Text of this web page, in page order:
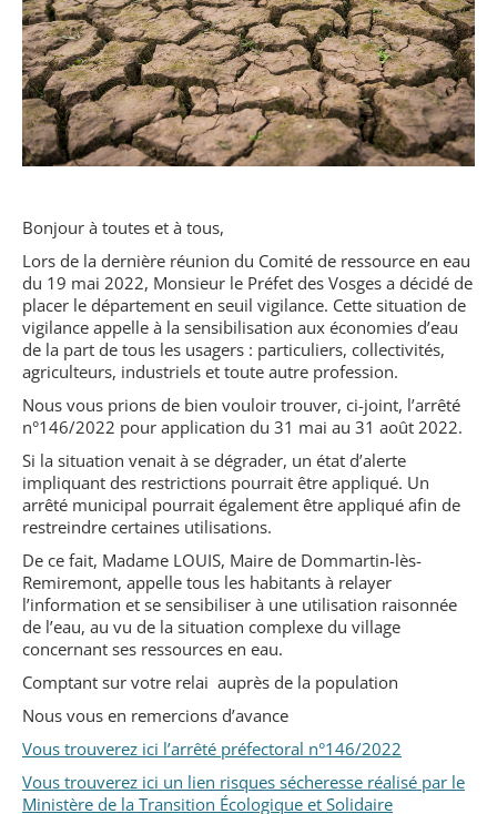
Bonjour à toutes et à tous,
Lors de la dernière réunion du Comité de ressource en eau
du 19 mai 2022, Monsieur le Préfet des Vosges a décidé de
placer le département en seuil vigilance. Cette situation de
vigilance appelle à la sensibilisation aux économies d’eau
de la part de tous les usagers : particuliers, collectivités,
agriculteurs, industriels et toute autre profession.
Nous vous prions de bien vouloir trouver, ci-joint, l’arrêté
n°146/2022 pour application du 31 mai au 31 août 2022.
Si la situation venait à se dégrader, un état d’alerte
impliquant des restrictions pourrait être appliqué. Un
arrêté municipal pourrait également être appliqué afin de
restreindre certaines utilisations.
De ce fait, Madame LOUIS, Maire de Dommartin-lès-
Remiremont, appelle tous les habitants à relayer
l’information et se sensibiliser à une utilisation raisonnée
de l’eau, au vu de la situation complexe du village
concernant ses ressources en eau.
Comptant sur votre relai auprès de la population
Nous vous en remercions d’avance
Vous trouverez ici l’arrêté préfectoral n°146/2022
Vous trouverez ici un lien risques sécheresse réalisé par le
Ministère de la Transition Écologique et Solidaire